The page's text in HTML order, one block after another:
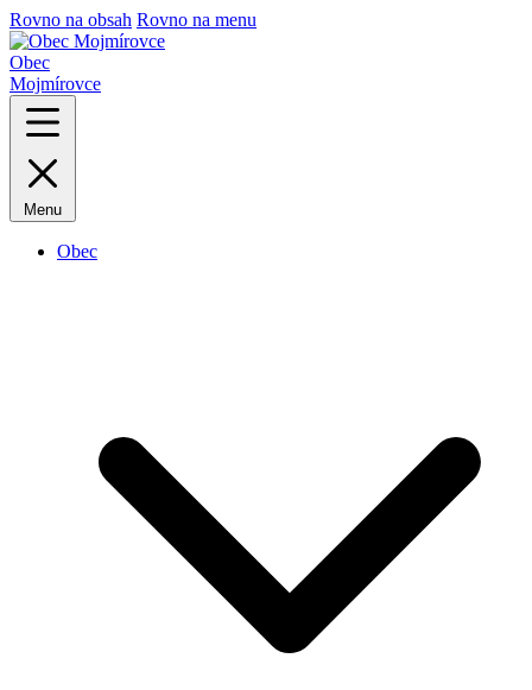
Rovno na obsah Rovno na menu
Obec
Mojmírovce
Menu
Obec